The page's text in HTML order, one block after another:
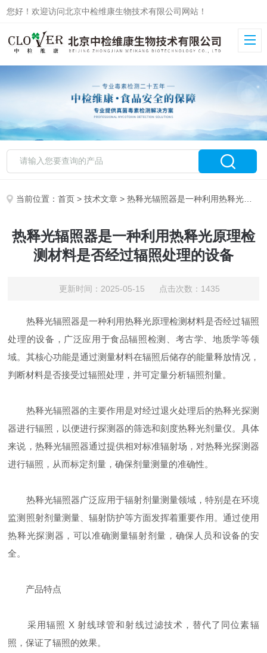
您好！欢迎访问北京中检维康生物技术有限公司网站！
当前位置：首页 >技术文章 > 热释光辐照器是一种利用热释光原理检测材料是否经过辐照处理的设备
热释光辐照器是一种利用热释光原理检
测材料是否经过辐照处理的设备
更新时间：2025-05-15 点击次数：1435
热释光辐照器是一种利用热释光原理检测材料是否经过辐照
处理的设备，广泛应用于食品辐照检测、考古学、地质学等领
域。其核心功能是通过测量材料在辐照后储存的能量释放情况，
判断材料是否接受过辐照处理，并可定量分析辐照剂量。
‌热释光辐照器的主要作用是对经过退火处理后的热释光探测
器进行辐照，以便进行探测器的筛选和刻度热释光剂量仪‌。具体
来说，热释光辐照器通过提供相对标准辐射场，对热释光探测器
进行辐照，从而标定剂量，确保剂量测量的准确性。‌
热释光辐照器广泛应用于辐射剂量测量领域，特别是在环境
监测照射剂量测量、辐射防护等方面发挥着重要作用。通过使用
热释光探测器，可以准确测量辐射剂量，确保人员和设备的安
全‌。
产品特点
采用辐照 X 射线球管和射线过滤技术，替代了同位素辐
照，保证了辐照的效果。